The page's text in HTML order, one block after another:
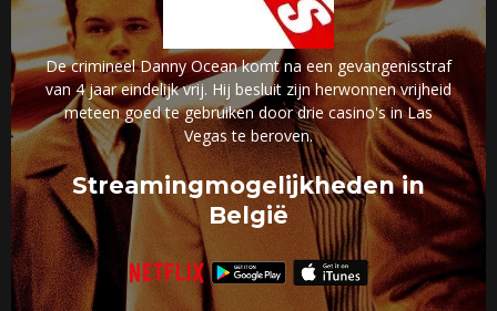
De crimineel Danny Ocean komt na een gevangenisstraf
van 4 jaar eindelijk vrij. Hij besluit zijn herwonnen vrijheid
meteen goed te gebruiken door drie casino's in Las
Vegas te beroven.
Streamingmogelijkheden in
België